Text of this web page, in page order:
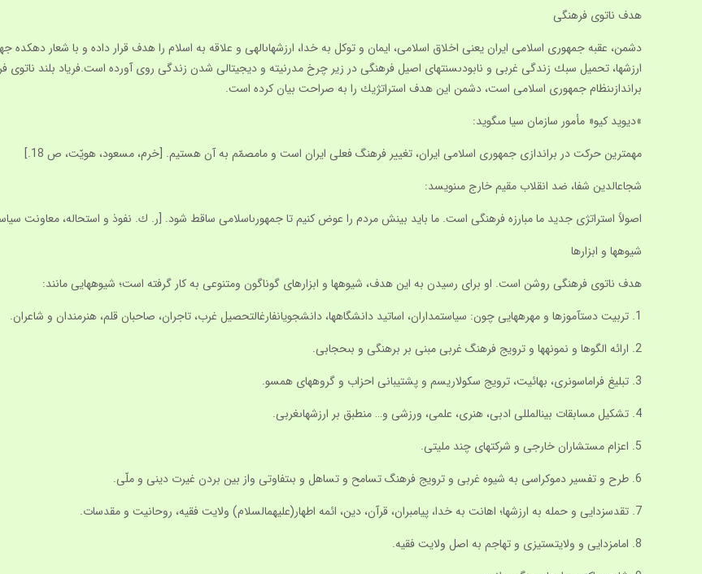
هدف ناتوى فرهنگى
دشمن، عقبه جمهورى اسلامى ايران يعنى اخلاق اسلامى، ايمان و توكل به خدا، ارزش‏هاى‏الهى و علاقه به اسلام را هدف قرار داده و با شعار
ارزش‏ها، تحميل سبك زندگى غربى و نابودى‏سنت‏هاى اصيل فرهنگى در زير چرخ مدرنيته و ديجيتالى شدن زندگى روى آورده است.فرياد بلند
براندازى‏نظام جمهورى اسلامى است، دشمن اين هدف استراتژيك را به صراحت بيان كرده است.
»ديويد كيو« مأمور سازمان سيا مى‏گويد:
مهم‏ترين حركت در براندازى جمهورى اسلامى ايران، تغيير فرهنگ فعلى ايران است و مامصمّم به آن هستيم. [خرم، مسعود، هويّت، ص 18.]
شجاع‏الدين شفا، ضد انقلاب مقيم خارج مى‏نويسد:
اصولاً استراتژى جديد ما مبارزه فرهنگى است. ما بايد بينش مردم را عوض كنيم تا جمهورى‏اسلامى ساقط شود. [ر. ك. نفوذ و استحاله، معاونت سياسى
شيوه‏ها و ابزارها
هدف ناتوى فرهنگى روشن است. او براى رسيدن به اين هدف، شيوه‏ها و ابزارهاى گوناگون ومتنوعى به كار گرفته است؛ شيوه‏هايى مانند:
1. تربيت دست‏آموزها و مهره‏هايى چون: سياستمداران، اساتيد دانشگاهها، دانشجويان‏فارغ‏التحصيل غرب، تاجران، صاحبان قلم، هنرمندان و شاعران.
2. ارائه الگوها و نمونه‏ها و ترويج فرهنگ غربى مبنى بر برهنگى و بى‏حجابى.
3. تبليغ فراماسونرى، بهائيت، ترويج سكولاريسم و پشتيبانى احزاب و گروههاى همسو.
4. تشكيل مسابقات بين‏المللى ادبى، هنرى، علمى، ورزشى و… منطبق بر ارزش‏هاى‏غربى.
5. اعزام مستشاران خارجى و شركت‏هاى چند مليتى.
6. طرح و تفسير دموكراسى به شيوه غربى و ترويج فرهنگ تسامح و تساهل و بى‏تفاوتى واز بين بردن غيرت دينى و ملّى.
7. تقدس‏زدايى و حمله به ارزش‏ها؛ اهانت به خدا، پيامبران، قرآن، دين، ائمه اطهار(عليهم‏السلام) ولايت فقيه، روحانيت و مقدسات.
8. امام‏زدايى و ولايت‏ستيزى و تهاجم به اصل ولايت فقيه.